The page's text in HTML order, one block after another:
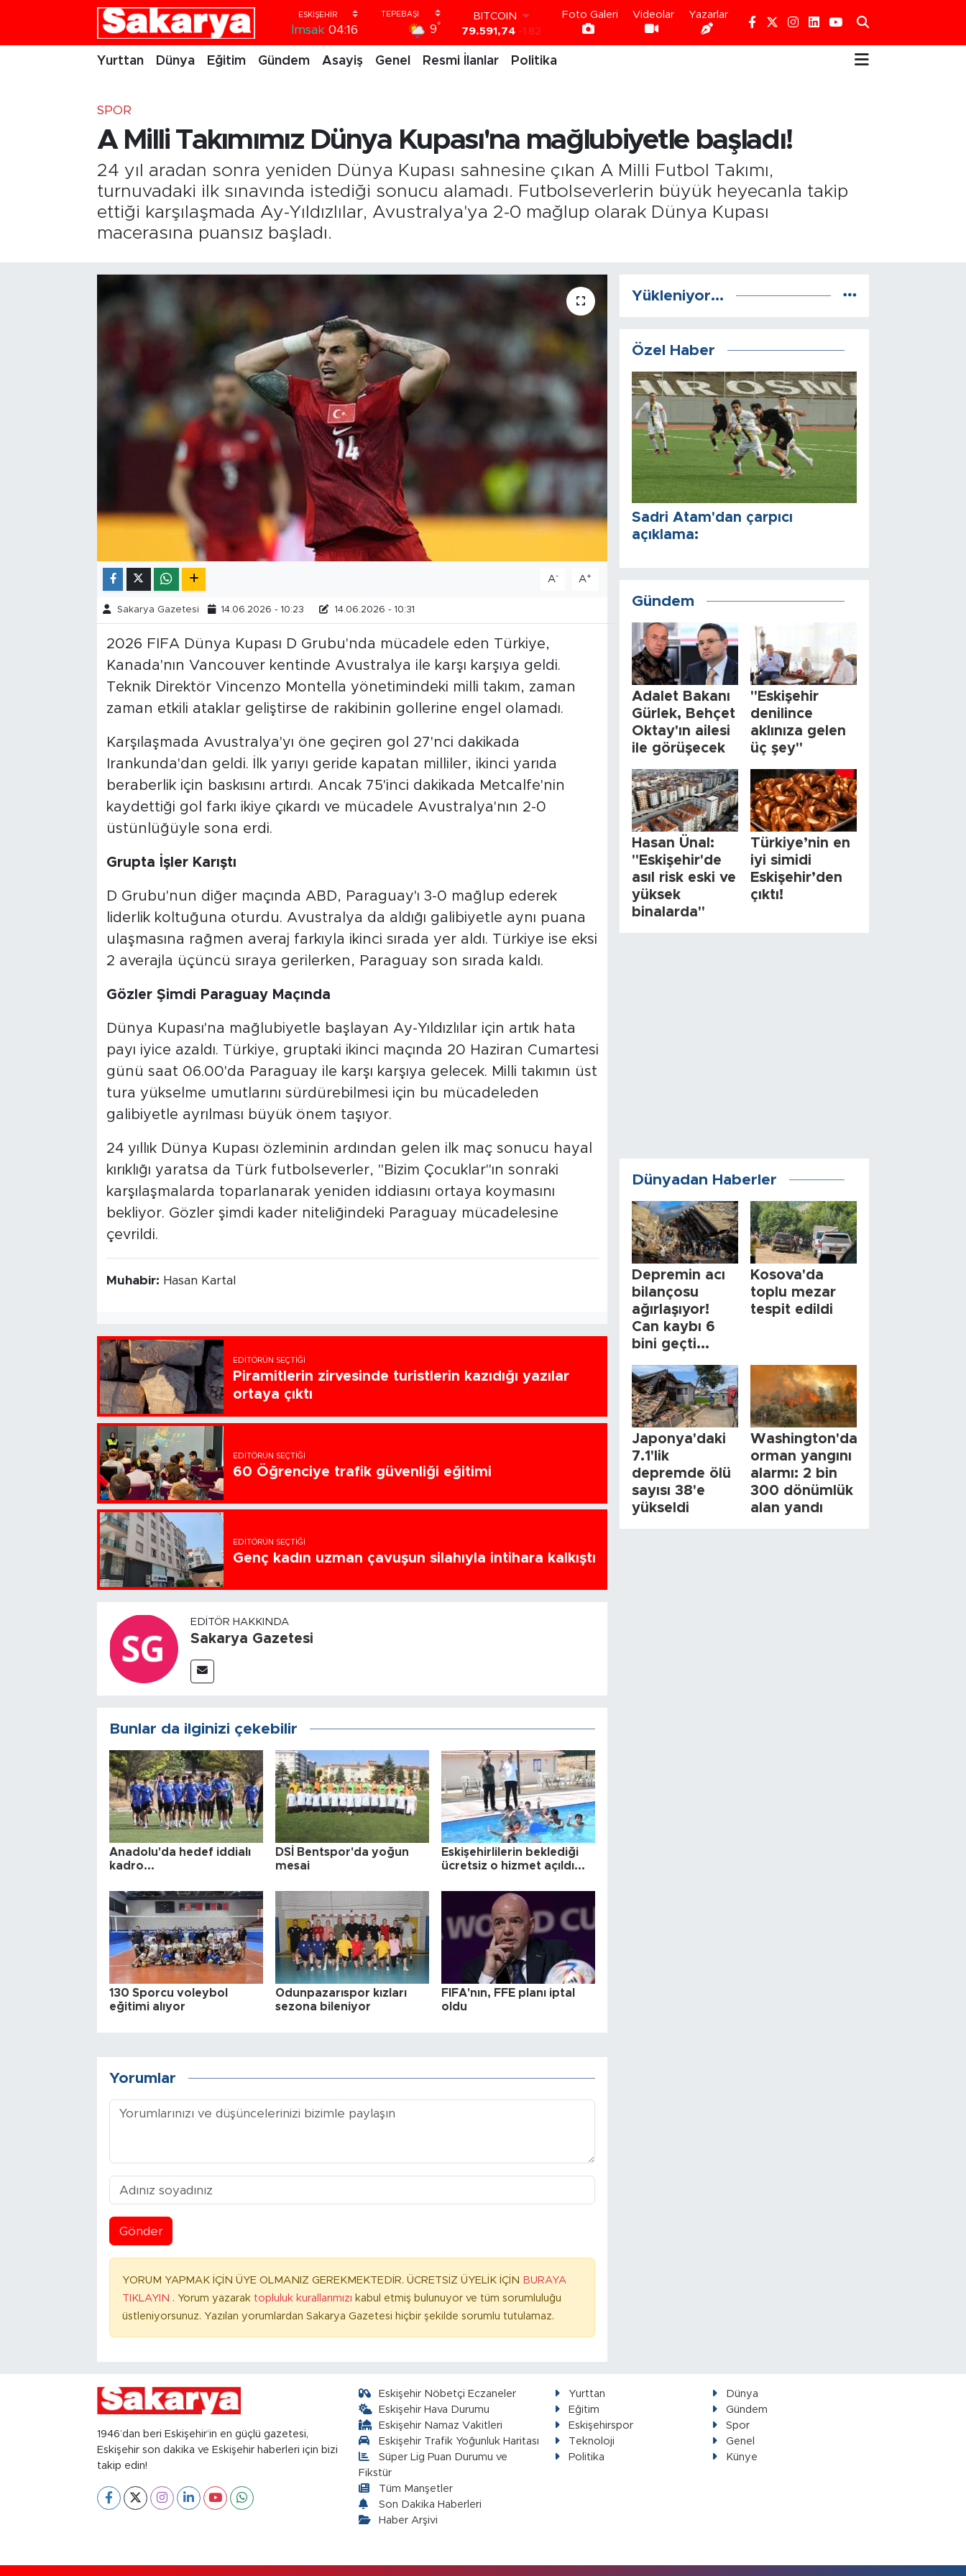
İmsak04:16 9°
DOLAR
45,43620 0.02
EURO
53,38690 0.19
BİST100
14.598,00
0
BITCOIN
Foto Galeri Videolar Yazarlar
Yurttan Dünya Eğitim Gündem Asayiş Genel Resmi İlanlar Politika
SPOR
A Milli Takımımız Dünya Kupası'na mağlubiyetle başladı!
24 yıl aradan sonra yeniden Dünya Kupası sahnesine çıkan A Milli Futbol Takımı,
turnuvadaki ilk sınavında istediği sonucu alamadı. Futbolseverlerin büyük heyecanla takip
ettiği karşılaşmada Ay-Yıldızlılar, Avustralya'ya 2-0 mağlup olarak Dünya Kupası
macerasına puansız başladı.
A- A+
Sakarya Gazetesi 14.06.2026 - 10:23 14.06.2026 - 10:31
2026 FIFA Dünya Kupası D Grubu'nda mücadele eden Türkiye,
Kanada'nın Vancouver kentinde Avustralya ile karşı karşıya geldi.
Teknik Direktör Vincenzo Montella yönetimindeki milli takım, zaman
zaman etkili ataklar geliştirse de rakibinin gollerine engel olamadı.
Karşılaşmada Avustralya'yı öne geçiren gol 27'nci dakikada
Irankunda'dan geldi. İlk yarıyı geride kapatan milliler, ikinci yarıda
beraberlik için baskısını artırdı. Ancak 75'inci dakikada Metcalfe'nin
kaydettiği gol farkı ikiye çıkardı ve mücadele Avustralya'nın 2-0
üstünlüğüyle sona erdi.
Grupta İşler Karıştı
D Grubu'nun diğer maçında ABD, Paraguay'ı 3-0 mağlup ederek
liderlik koltuğuna oturdu. Avustralya da aldığı galibiyetle aynı puana
ulaşmasına rağmen averaj farkıyla ikinci sırada yer aldı. Türkiye ise eksi
2 averajla üçüncü sıraya gerilerken, Paraguay son sırada kaldı.
Gözler Şimdi Paraguay Maçında
Dünya Kupası'na mağlubiyetle başlayan Ay-Yıldızlılar için artık hata
payı iyice azaldı. Türkiye, gruptaki ikinci maçında 20 Haziran Cumartesi
günü saat 06.00'da Paraguay ile karşı karşıya gelecek. Milli takımın üst
tura yükselme umutlarını sürdürebilmesi için bu mücadeleden
galibiyetle ayrılması büyük önem taşıyor.
24 yıllık Dünya Kupası özleminin ardından gelen ilk maç sonucu hayal
kırıklığı yaratsa da Türk futbolseverler, "Bizim Çocuklar"ın sonraki
karşılaşmalarda toparlanarak yeniden iddiasını ortaya koymasını
bekliyor. Gözler şimdi kader niteliğindeki Paraguay mücadelesine
çevrildi.
Muhabir: Hasan Kartal
EDITÖRÜN SEÇTIĞI
Piramitlerin zirvesinde turistlerin kazıdığı yazılar
ortaya çıktı
EDITÖRÜN SEÇTIĞI
60 Öğrenciye trafik güvenliği eğitimi
EDITÖRÜN SEÇTIĞI
Genç kadın uzman çavuşun silahıyla intihara kalkıştı
EDITÖR HAKKINDA
Sakarya Gazetesi
Bunlar da ilginizi çekebilir
Anadolu'da hedef iddialı
kadro...
DSİ Bentspor'da yoğun
mesai
Eskişehirlilerin beklediği
ücretsiz o hizmet açıldı...
130 Sporcu voleybol
eğitimi alıyor
Odunpazarıspor kızları
sezona bileniyor
FIFA'nın, FFE planı iptal
oldu
Yorumlar
Gönder
YORUM YAPMAK İÇİN ÜYE OLMANIZ GEREKMEKTEDİR. ÜCRETSİZ ÜYELİK İÇİN BURAYA
TIKLAYIN . Yorum yazarak topluluk kurallarımızı kabul etmiş bulunuyor ve tüm sorumluluğu
üstleniyorsunuz. Yazılan yorumlardan Sakarya Gazetesi hiçbir şekilde sorumlu tutulamaz.
Yükleniyor...
Özel Haber
Sadri Atam'dan çarpıcı
açıklama:
Gündem
Adalet Bakanı
Gürlek, Behçet
Oktay'ın ailesi
ile görüşecek
"Eskişehir
denilince
aklınıza gelen
üç şey"
Hasan Ünal:
"Eskişehir'de
asıl risk eski ve
yüksek
binalarda"
Türkiye’nin en
iyi simidi
Eskişehir’den
çıktı!
Dünyadan Haberler
Depremin acı
bilançosu
ağırlaşıyor!
Can kaybı 6
bini geçti...
Kosova'da
toplu mezar
tespit edildi
Japonya'daki
7.1'lik
depremde ölü
sayısı 38'e
yükseldi
Washington'da
orman yangını
alarmı: 2 bin
300 dönümlük
alan yandı
1946’dan beri Eskişehir’in en güçlü gazetesi,
Eskişehir son dakika ve Eskişehir haberleri için bizi
takip edin!
Eskişehir Nöbetçi Eczaneler
Eskişehir Hava Durumu
Eskişehir Namaz Vakitleri
Eskişehir Trafik Yoğunluk Haritası
Süper Lig Puan Durumu ve
Fikstür
Tüm Manşetler
Son Dakika Haberleri
Haber Arşivi
Yurttan
Dünya
Eğitim
Gündem
Eskişehirspor
Spor
Teknoloji
Genel
Politika
Künye
Eskişehirspor
Kültür Sanat
Eskişehir Nöbetçi Eczaneler
Eskişehir Namaz Vakitleri
Eskişehir Trafik Yoğunluk Haritası
Süper Lig Puan Durumu ve Fikstür
Tüm Manşetler
Son Dakika Haberleri
Haber Arşivi